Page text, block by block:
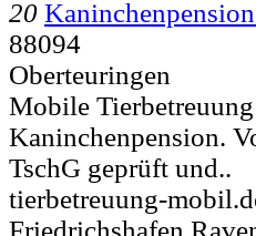
20 Kaninchenpension
88094
Oberteuringen
Mobile
Kaninchenpension.
TschG geprüft und..
tierbetreuung-
Friedrichshafen